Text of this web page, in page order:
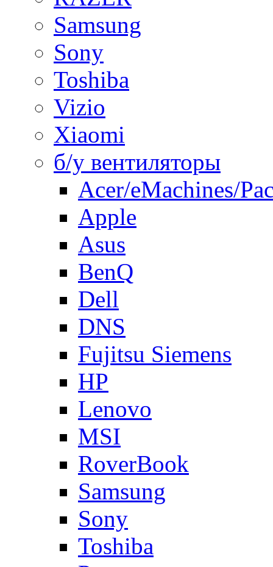
Samsung
Sony
Toshiba
Vizio
Xiaomi
б/у вентиляторы
Acer/eMachines/
Apple
Asus
BenQ
Dell
DNS
Fujitsu Siemens
HP
Lenovo
MSI
RoverBook
Samsung
Sony
Toshiba